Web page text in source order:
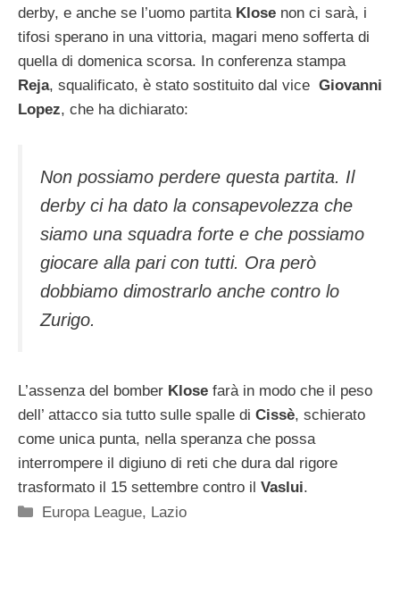
derby, e anche se l’uomo partita Klose non ci sarà, i
tifosi sperano in una vittoria, magari meno sofferta di
quella di domenica scorsa. In conferenza stampa
Reja, squalificato, è stato sostituito dal vice Giovanni
Lopez, che ha dichiarato:
Non possiamo perdere questa partita. Il
derby ci ha dato la consapevolezza che
siamo una squadra forte e che possiamo
giocare alla pari con tutti. Ora però
dobbiamo dimostrarlo anche contro lo
Zurigo.
L’assenza del bomber Klose farà in modo che il peso
dell’ attacco sia tutto sulle spalle di Cissè, schierato
come unica punta, nella speranza che possa
interrompere il digiuno di reti che dura dal rigore
trasformato il 15 settembre contro il Vaslui.
Categorie
Europa League, Lazio